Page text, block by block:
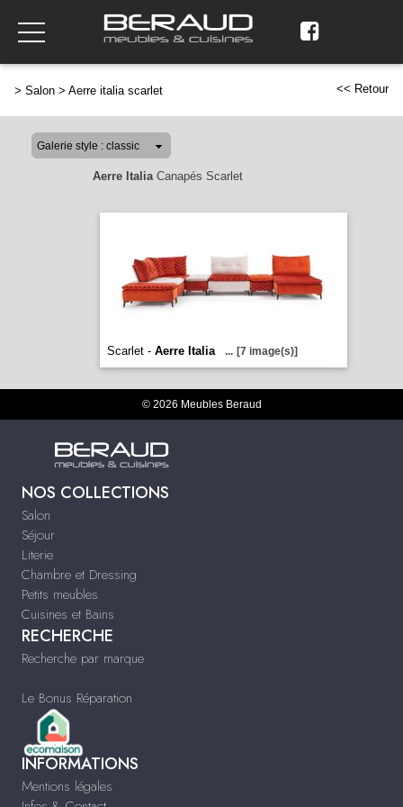
> Salon > Aerre italia scarlet << Retour
Aerre ItaliaCanapés Scarlet
Scarlet - Aerre Italia ... [7 image(s)]
© 2026 Meubles Beraud
NOS COLLECTIONS
Salon
Séjour
Literie
Chambre et Dressing
Petits meubles
Cuisines et Bains
RECHERCHE
Recherche par marque
Le Bonus Réparation
INFORMATIONS
Mentions légales